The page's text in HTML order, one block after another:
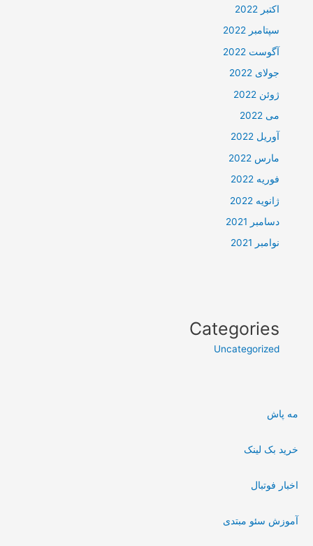
اکتبر 2022
سپتامبر 2022
آگوست 2022
جولای 2022
ژوئن 2022
می 2022
آوریل 2022
مارس 2022
فوریه 2022
ژانویه 2022
دسامبر 2021
نوامبر 2021
Categories
Uncategorized
مه پاش
خرید بک لینک
اخبار فوتبال
آموزش سئو مبتدی